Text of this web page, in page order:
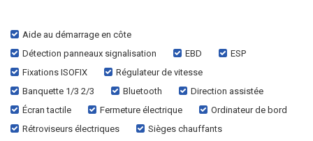
Aide au démarrage en côte
Détection panneaux signalisation
EBD
ESP
Fixations ISOFIX
Régulateur de vitesse
Banquette 1/3 2/3
Bluetooth
Direction assistée
Écran tactile
Fermeture électrique
Ordinateur de bord
Rétroviseurs électriques
Sièges chauffants